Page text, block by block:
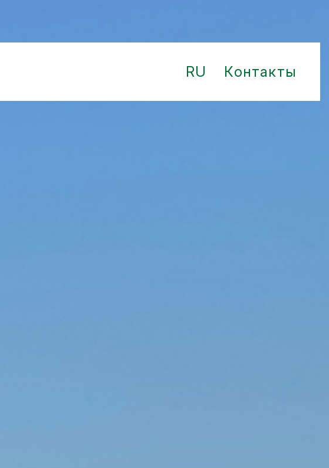
Контакты
RU